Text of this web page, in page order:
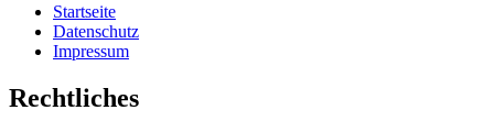
Startseite
Datenschutz
Impressum
Rechtliches